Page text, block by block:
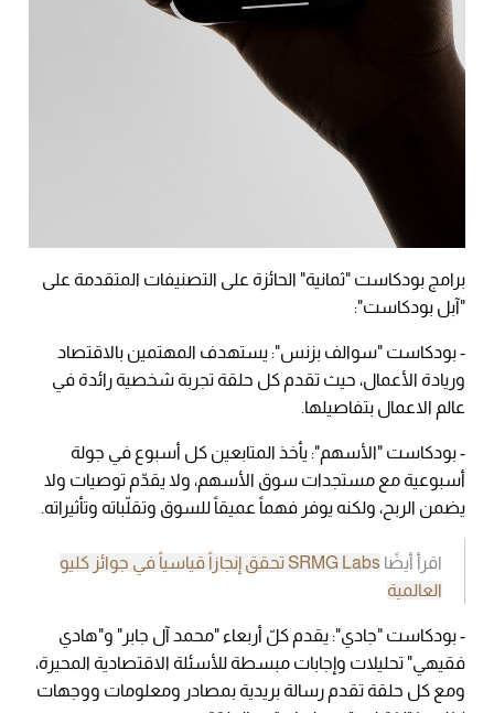
برامج بودكاست "ثمانية" الحائزة على التصنيفات المتقدمة على
"آبل بودكاست":
- بودكاست "سوالف بزنس": يستهدف المهتمين بالاقتصاد
وريادة الأعمال، حيث تقدم كل حلقة تجربة شخصية رائدة في
عالم الاعمال بتفاصيلها.
- بودكاست "الأسهم": يأخذ المتابعين كل أسبوع في جولة
أسبوعية مع مستجدات سوق الأسهم، ولا يقدّم توصيات ولا
يضمن الربح، ولكنه يوفر فهماً عميقاً للسوق وتقلّباته وتأثيراته.
اقرأ أيضًا
SRMG Labs تحقق إنجازاً قياسياً في جوائز كليو
العالمية
- بودكاست "جادي": يقدم كلّ أربعاء "محمد آل جابر" و"هادي
فقيهي" تحليلات وإجابات مبسطة للأسئلة الاقتصادية المحيرة،
ومع كل حلقة تقدم رسالة بريدية بمصادر ومعلومات ووجهات